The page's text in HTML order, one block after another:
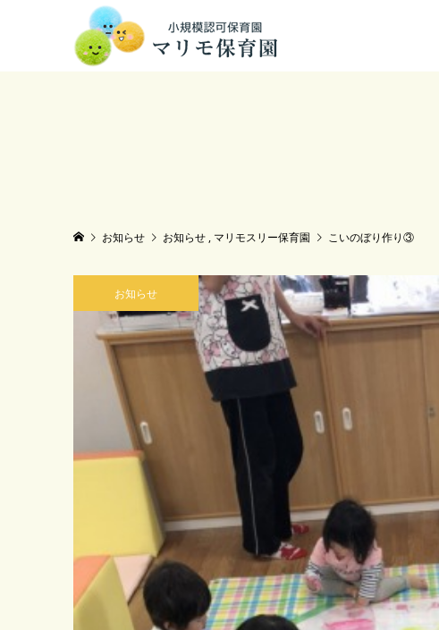
お知らせ お知らせ , マリモスリー保育園 こいのぼり作り③
お知らせ